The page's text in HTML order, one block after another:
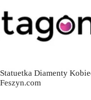
Statuetka Diamenty
Feszyn.com